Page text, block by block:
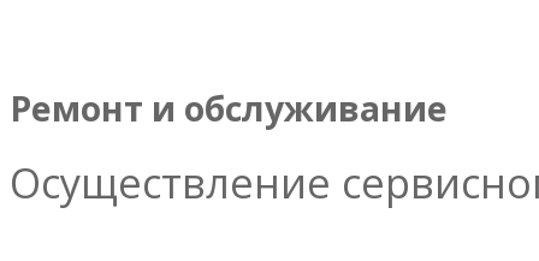
Ремонт и обслуживание
Осуществление